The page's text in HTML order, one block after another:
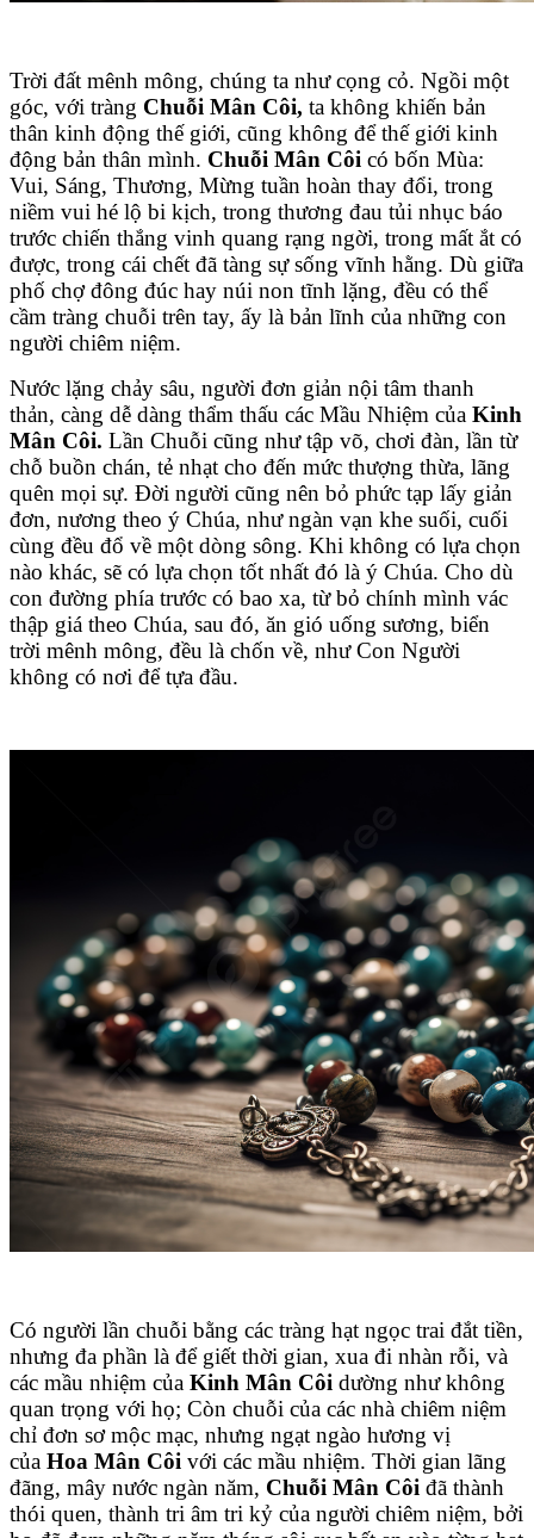
Trời đất mênh mông, chúng ta như cọng cỏ. Ngồi một
góc, với tràng Chuỗi Mân Côi, ta không khiến bản
thân kinh động thế giới, cũng không để thế giới kinh
động bản thân mình. Chuỗi Mân Côi có bốn Mùa:
Vui, Sáng, Thương, Mừng tuần hoàn thay đổi, trong
niềm vui hé lộ bi kịch, trong thương đau tủi nhục báo
trước chiến thắng vinh quang rạng ngời, trong mất ắt có
được, trong cái chết đã tàng sự sống vĩnh hằng. Dù giữa
phố chợ đông đúc hay núi non tĩnh lặng, đều có thể
cầm tràng chuỗi trên tay, ấy là bản lĩnh của những con
người chiêm niệm.
Nước lặng chảy sâu, người đơn giản nội tâm thanh
thản, càng dễ dàng thẩm thấu các Mầu Nhiệm của Kinh
Mân Côi. Lần Chuỗi cũng như tập võ, chơi đàn, lần từ
chỗ buồn chán, tẻ nhạt cho đến mức thượng thừa, lãng
quên mọi sự. Đời người cũng nên bỏ phức tạp lấy giản
đơn, nương theo ý Chúa, như ngàn vạn khe suối, cuối
cùng đều đổ về một dòng sông. Khi không có lựa chọn
nào khác, sẽ có lựa chọn tốt nhất đó là ý Chúa. Cho dù
con đường phía trước có bao xa, từ bỏ chính mình vác
thập giá theo Chúa, sau đó, ăn gió uống sương, biển
trời mênh mông, đều là chốn về, như Con Người
không có nơi để tựa đầu.
Có người lần chuỗi bằng các tràng hạt ngọc trai đắt tiền,
nhưng đa phần là để giết thời gian, xua đi nhàn rỗi, và
các mầu nhiệm của Kinh Mân Côi dường như không
quan trọng với họ; Còn chuỗi của các nhà chiêm niệm
chỉ đơn sơ mộc mạc, nhưng ngạt ngào hương vị
của Hoa Mân Côi với các mầu nhiệm. Thời gian lãng
đãng, mây nước ngàn năm, Chuỗi Mân Côi đã thành
thói quen, thành tri âm tri kỷ của người chiêm niệm, bởi